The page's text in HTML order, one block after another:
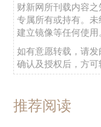
财新网所刊载内容
专属所有或持有。
建立镜像等任何使用
如有意愿转载，请发
确认及授权后，方可
推荐阅读